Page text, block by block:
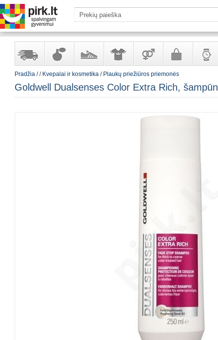
sandėlyje
ir
kosmetika
ir
aksesuarai
suaugusiems
ir
Pradžia // Kvepalai ir kosmetika / Plaukų priežiūros priemonės
Goldwell Dualsenses Color Extra Rich,